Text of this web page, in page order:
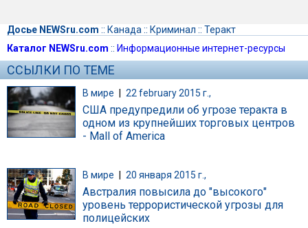
Досье NEWSru.com :: Канада :: Криминал :: Теракт
Каталог NEWSru.com :: Информационные интернет-ресурсы
ССЫЛКИ ПО ТЕМЕ
В мире | 22 february 2015 г.,
США предупредили об угрозе теракта в
одном из крупнейших торговых центров
- Mall of America
В мире 20 января 2015 г.,
Австралия повысила до "высокого"
уровень террористической угрозы для
полицейских